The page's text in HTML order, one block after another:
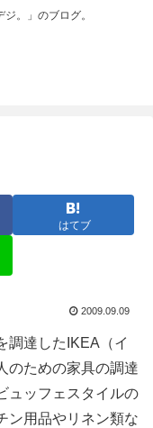
。」のブログ。
はてブ
2009.09.09
調達したIKEA（イ
のための家具の調達
ュッフェスタイルの
ン用品やリネン類な